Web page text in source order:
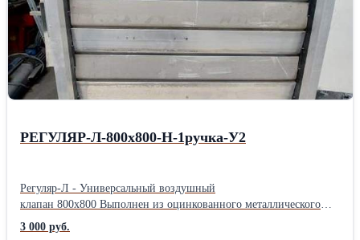
РЕГУЛЯР-Л-800х800-Н-1ручка-У2
Регуляр-Л - Универсальный воздушный
клапан 800х800 Выполнен из оцинкованного металлического
корпуса, с лопастями из профилированного оцинкованного
металла. Применяется в системам вентиляции и
3 000 руб.